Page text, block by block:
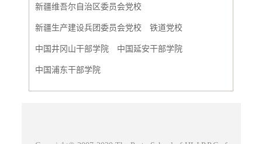
新疆维吾尔自治区委员会党校
新疆生产建设兵团委员会党校 铁道党校
中国井冈山干部学院 中国延安干部学院
中国浦东干部学院